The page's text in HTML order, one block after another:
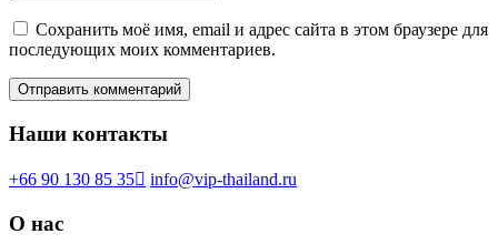
Сохранить моё имя, email и адрес сайта в этом браузере для
последующих моих комментариев.
Наши контакты
+66 90 130 85 35 info@vip-thailand.ru
О нас